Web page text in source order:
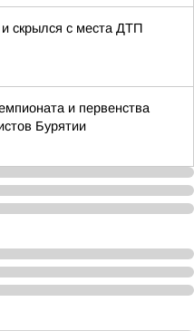
скрылся с места ДТП
и первенства
Бурятии